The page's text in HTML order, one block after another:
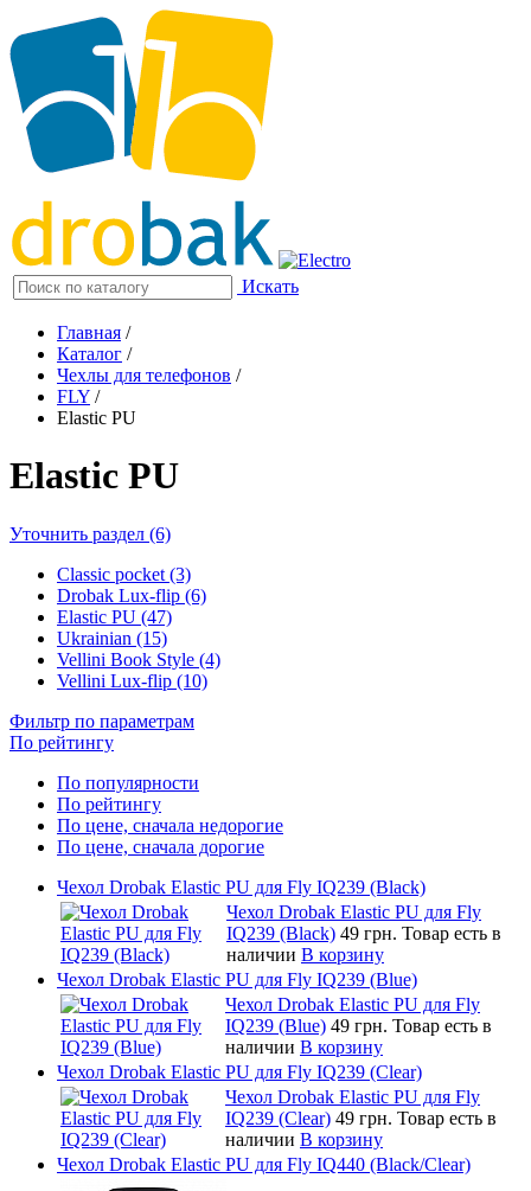
Искать
Главная /
Каталог /
Чехлы для телефонов /
FLY /
Elastic PU
Elastic PU
Уточнить раздел (6)
Classic pocket (3)
Drobak Lux-flip (6)
Elastic PU (47)
Ukrainian (15)
Vellini Book Style (4)
Vellini Lux-flip (10)
Фильтр по параметрам
По рейтингу
По популярности
По рейтингу
По цене, сначала недорогие
По цене, сначала дорогие
Чехол Drobak Elastic PU для Fly IQ239 (Black)
Чехол Drobak Elastic PU для Fly
IQ239 (Black) 49 грн. Товар есть в
наличии В корзину
Чехол Drobak Elastic PU для Fly IQ239 (Blue)
Чехол Drobak Elastic PU для Fly
IQ239 (Blue) 49 грн. Товар есть в
наличии В корзину
Чехол Drobak Elastic PU для Fly IQ239 (Clear)
Чехол Drobak Elastic PU для Fly
IQ239 (Clear) 49 грн. Товар есть в
наличии В корзину
Чехол Drobak Elastic PU для Fly IQ440 (Black/Clear)